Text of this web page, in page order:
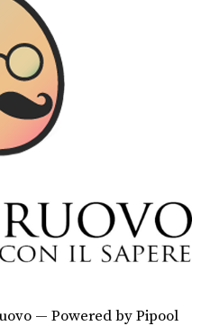
— Powered by Pipool